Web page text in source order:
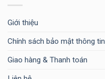
Giới thiệu
Chính sách bảo mật thông tin
Giao hàng & Thanh toán